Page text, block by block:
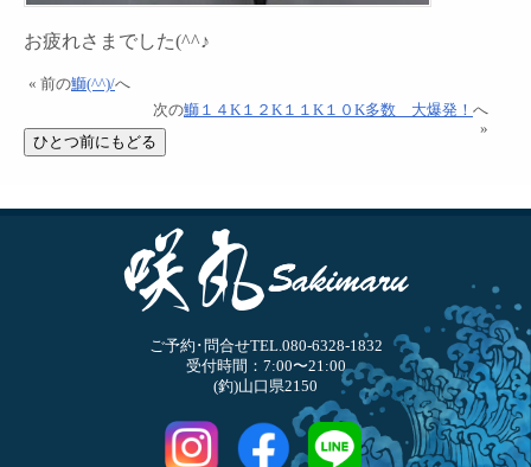
お疲れさまでした(^^♪
« 前の鰤(^^)/へ
次の鰤１４K１２K１１K１０K多数 大爆発！ へ
»
ご予約･問合せTEL.080-6328-1832
受付時間：7:00〜21:00
(釣)山口県2150